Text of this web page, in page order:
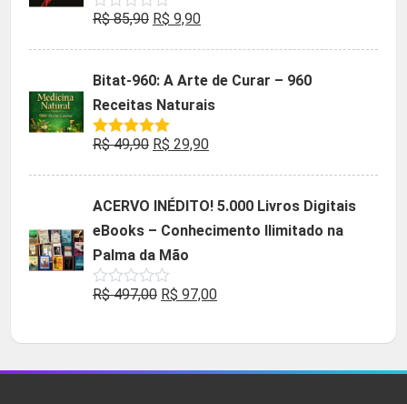
Avaliação
de
R$85,90 O
era:
R$ 85,90.
R$ 9,90O
é:
R$ 9,90.
Bitat-960: A Arte de Curar – 960
Receitas Naturais
Avaliação
R$49,90 O
era:
R$ 49,90.
R$ 29,90O
é:
R$ 29,90.
ACERVO INÉDITO! 5.000 Livros Digitais
eBooks – Conhecimento Ilimitado na
Palma da Mão
Avaliação
5
R$497,00 O
original
era:
R$ 97,00O
atual
é: